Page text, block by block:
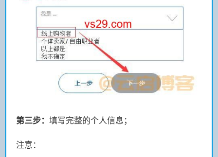
第三步： 填写完整的个人信息；
注意：